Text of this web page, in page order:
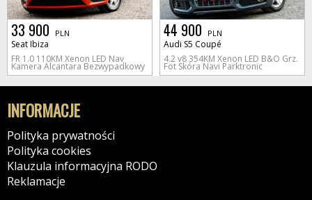
33 900 PLN
Seat Ibiza
FR 1.0 110KM Xenon LED Nav
Kamera Alcantara Bezwypadkowy
44 900 PLN
Audi S5 Coupé
4.2 v8 354KM Xenon LED B&O Grz.
Fot Skóra Navi Parktronic
INFORMACJE
Polityka prywatności
Polityka cookies
Klauzula informacyjna RODO
Reklamacje